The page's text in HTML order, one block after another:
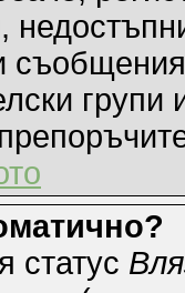
статус